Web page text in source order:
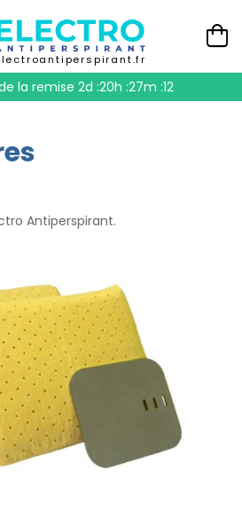
la remise 2d :20h :27m :12
Antiperspirant.